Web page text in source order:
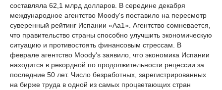
составляла 62,1 млрд долларов. В середине декабря
международное агентство Moody's поставило на пересмотр
суверенный рейтинг Испании «Аа1». Агентство сомневается,
что правительство страны способно улучшить экономическую
ситуацию и противостоять финансовым стрессам. В
феврале агентство Moody's заявило, что экономика Испании
находится в рекордной по продолжительности рецессии за
последние 50 лет. Число безработных, зарегистрированных
на бирже труда в одной из самых процветающих стран